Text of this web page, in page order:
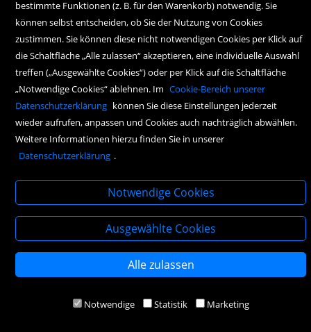
10.00 Uhr bis 17.00 Uhr
Socialicon | Kundenkontoicon
bestimmte Funktionen (z. B. für den Warenkorb) notwendig. Sie
können selbst entscheiden, ob Sie der Nutzung von Cookies
zustimmen. Sie können diese nicht notwendigen Cookies per Klick auf
die Schaltfläche „Alle zulassen“ akzeptieren, eine individuelle Auswahl
treffen („Ausgewählte Cookies“) oder per Klick auf die Schaltfläche
„Notwendige Cookies“ ablehnen. Im Cookie-Bereich unserer
Datenschutzerklärung können Sie diese Einstellungen jederzeit
wieder aufrufen, anpassen und Cookies auch nachträglich abwählen.
Weitere Informationen hierzu finden Sie in unserer
Datenschutzerklärung .
Notwendige Cookies
Ausgewählte Cookies
Alle zulassen
Notwendige Statistik Marketing